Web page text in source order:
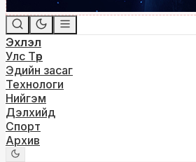
Эхлэл
Улс Төр
Эдийн засаг
Технологи
Нийгэм
Дэлхийд
Спорт
Архив